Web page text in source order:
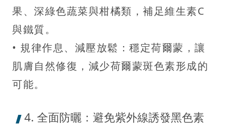
果、深綠色蔬菜與柑橘類，補足維生素C
與鐵質。
• 規律作息、減壓放鬆：穩定荷爾蒙，讓
肌膚自然修復，減少荷爾蒙斑色素形成的
可能。
4. 全面防曬：避免紫外線誘發黑色素